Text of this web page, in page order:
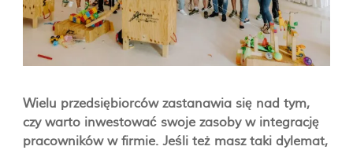
Wielu przedsiębiorców zastanawia się nad tym,
czy warto inwestować swoje zasoby w integrację
pracowników w firmie. Jeśli też masz taki dylemat,